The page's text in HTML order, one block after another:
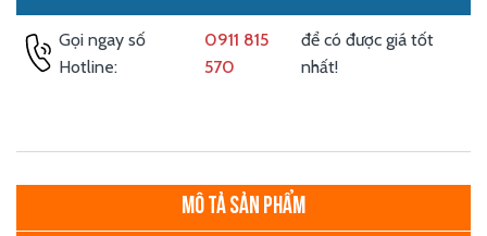
Gọi ngay số
Hotline:
0911 815
570
để có được giá tốt
nhất!
MÔ TẢ SẢN PHẨM